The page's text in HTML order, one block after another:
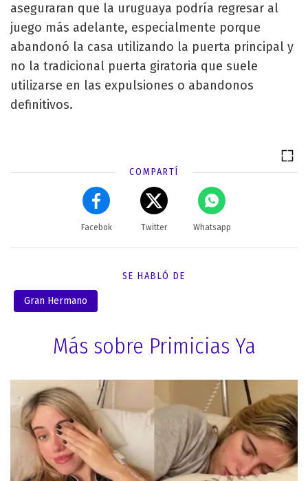
aseguraran que la uruguaya podría regresar al
juego más adelante, especialmente porque
abandonó la casa utilizando la puerta principal y
no la tradicional puerta giratoria que suele
utilizarse en las expulsiones o abandonos
definitivos.
COMPARTÍ
Facebok Twitter Whatsapp
SE HABLÓ DE
Gran Hermano
Más sobre Primicias Ya